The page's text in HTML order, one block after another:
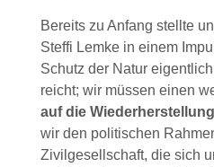
Bereits zu Anfang stellte
Steffi Lemke in einem
Schutz der Natur
reicht; wir müssen einen
auf die Wiederherstellung
wir den politischen
Zivilgesellschaft, die sich